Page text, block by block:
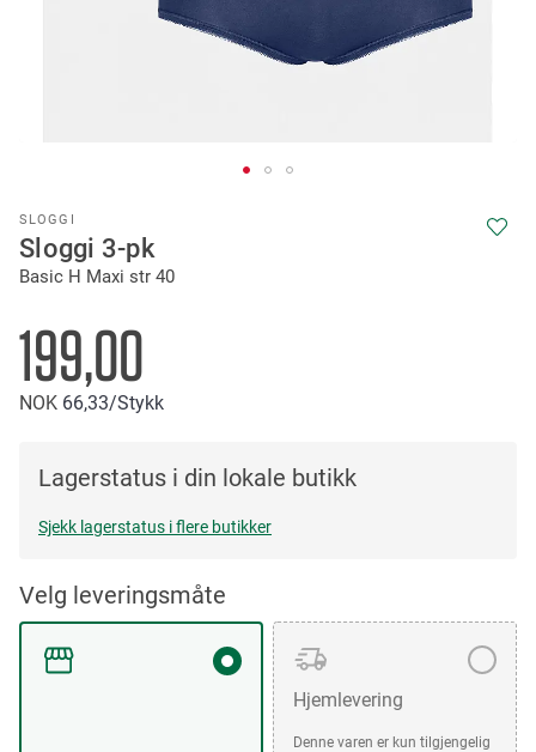
SLOGGI
Sloggi 3-pk
Basic H Maxi str 40
199,00
NOK 6633/Stykk
Lagerstatus i din lokale butikk
Sjekk lagerstatus i flere butikker
Velg leveringsmåte
Hjemlevering
Denne varen er kun tilgjengelig
to
the
beginning
the
images
gallery